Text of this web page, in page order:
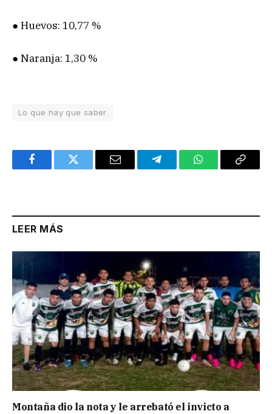
● Huevos: 10,77 %
● Naranja: 1,30 %
Lo que hay que saber
FacebookTwitter Email TelegramWhatsAppCopy
LEER MÁS
Montaña dio la nota y le arrebató el invicto a